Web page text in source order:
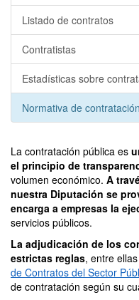
Listado de contratos
Contratistas
Estadísticas sobre
Normativa de contratación
La contratación pública es
el principio de
volumen económico. A
nuestra Diputación se
encarga a empresas la
servicios públicos.
La adjudicación de los
estrictas reglas, entre
de Contratos del Sector
de contratación según su